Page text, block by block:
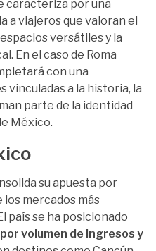
caracteriza por una
a viajeros que valoran el
versátiles y la
En el caso de Roma
con una
vinculadas a la historia, la
parte de la identidad
México.
su apuesta por
mercados más
país se ha posicionado
volumen de ingresos y